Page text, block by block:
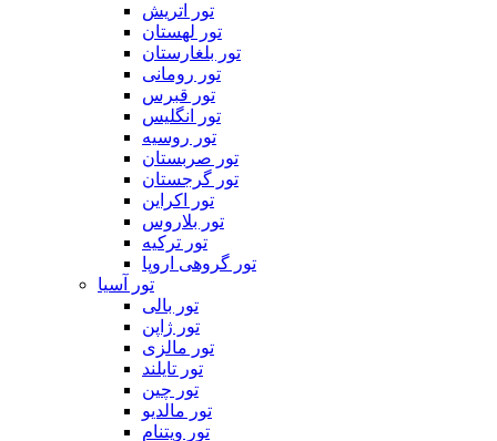
تور اتریش
تور لهستان
تور بلغارستان
تور رومانی
تور قبرس
تور انگلیس
تور روسیه
تور صربستان
تور گرجستان
تور اکراین
تور بلاروس
تور ترکیه
تور گروهی اروپا
تور آسیا
تور بالی
تور ژاپن
تور مالزی
تور تایلند
تور چین
تور مالدیو
تور ویتنام